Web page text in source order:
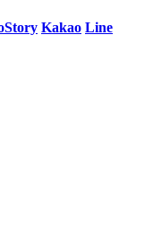
Kakao Line